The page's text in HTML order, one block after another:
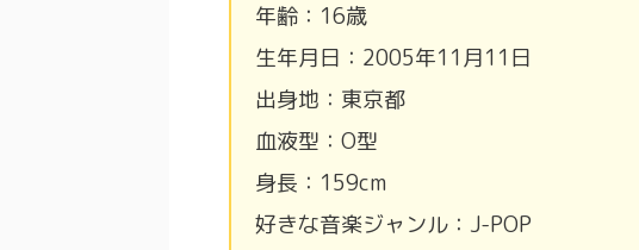
年齢：16歳
生年月日：2005年11月11日
出身地：東京都
血液型：O型
身長：159cm
好きな音楽ジャンル：J-POP